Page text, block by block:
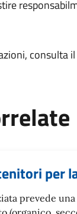
consulta il
per
prevede